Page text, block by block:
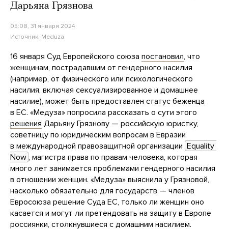
Дарьяна Грязнова
05:08, 31 января 2024
Источник: Meduza
16 января Суд Европейского союза постановил, что
женщинам, пострадавшим от гендерного насилия
(например, от физического или психологического
насилия, включая сексуализированное и домашнее
насилие), может быть предоставлен статус беженца
в ЕС. «Медуза» попросила рассказать о сути этого
решения Дарьяну Грязнову — российскую юристку,
советницу по юридическим вопросам в Евразии
в международной правозащитной организации Equality
Now , магистра права по правам человека, которая
много лет занимается проблемами гендерного насилия
в отношении женщин. «Медуза» выяснила у Грязновой,
насколько обязательно для государств — членов
Евросоюза решение Суда ЕС, только ли женщин оно
касается и могут ли претендовать на защиту в Европе
россиянки, столкнувшиеся с домашним насилием.